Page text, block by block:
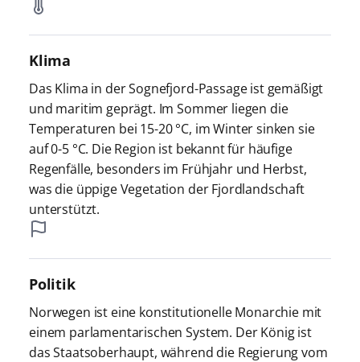
Klima
Das Klima in der Sognefjord-Passage ist gemäßigt
und maritim geprägt. Im Sommer liegen die
Temperaturen bei 15-20 °C, im Winter sinken sie
auf 0-5 °C. Die Region ist bekannt für häufige
Regenfälle, besonders im Frühjahr und Herbst,
was die üppige Vegetation der Fjordlandschaft
unterstützt.
Politik
Norwegen ist eine konstitutionelle Monarchie mit
einem parlamentarischen System. Der König ist
das Staatsoberhaupt, während die Regierung vom